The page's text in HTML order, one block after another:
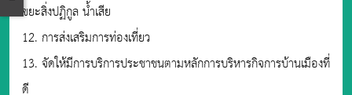
ขยะสิ่งปฏิกูล น้ำเสีย
12. การส่งเสริมการท่องเที่ยว
13. จัดให้มีการบริการประชาชนตามหลักการบริหารกิจการบ้านเมืองที่